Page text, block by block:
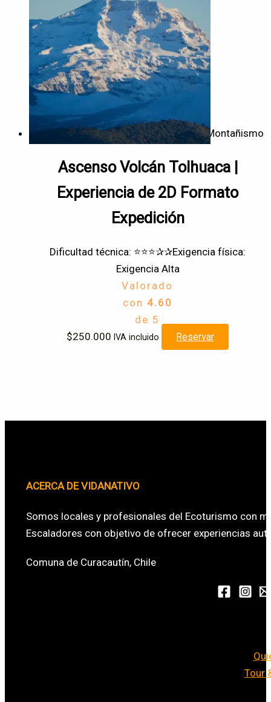
Escalada
Montañismo
Mountain bike
Ski Tours
Temporada
Depende de condiciones
Todo el año
Montañismo
Ascenso Volcán Tolhuaca |
Experiencia de 2D Formato
Expedición
Dificultad técnica: ⭐⭐⭐✰✰Exigencia física:
Exigencia Alta
Valorado
con 4.60
de 5
$250.000 IVA incluido Reservar
ACERCA DE VIDANATIVO
Somos locales y profesionales del Ecoturismo con
Escaladores con objetivo de ofrecer experiencias
Comuna de Curacautín, Chile
Tour